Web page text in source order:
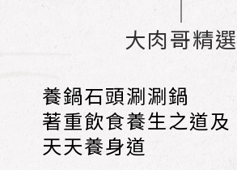
大肉哥精選
養鍋石頭涮涮鍋
著重飲食養生之道及
天天養身道